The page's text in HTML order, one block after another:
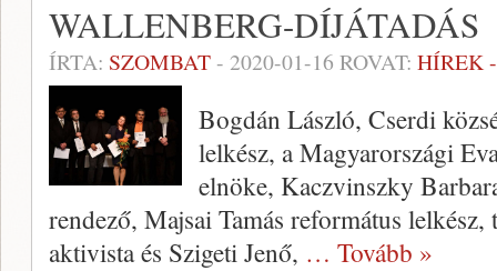
WALLENBERG-DÍJÁTADÁS
ÍRTA: SZOMBAT- 2020-01-16 ROVAT: HÍREK
Bogdán László, Cserdi
lelkész, a Magyarországi
elnöke, Kaczvinszky
rendező, Majsai Tamás református
aktivista és Szigeti Jenő, … Tovább »